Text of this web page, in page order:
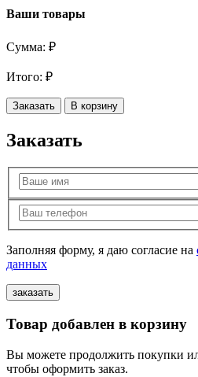
Ваши товары
Сумма: ₽
Итого: ₽
Заказать В корзину
Заказать
Заполняя форму, я даю согласие на
данных
Товар добавлен в корзину
Вы можете продолжить покупки
чтобы оформить заказ.